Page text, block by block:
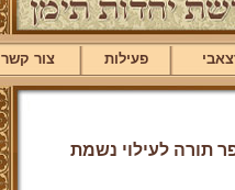
פעילות צור קשר
תורה לעילוי נשמת